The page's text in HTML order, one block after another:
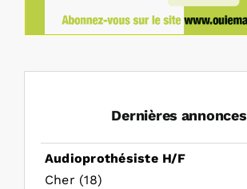
Dernières annonces
Audioprothésiste H/F
Cher (18)